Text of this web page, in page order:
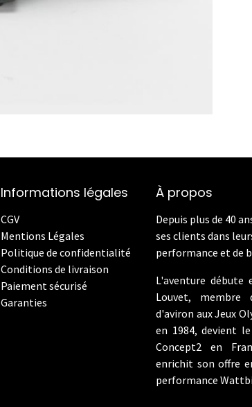
Informations légales
CGV
Mentions Légales
Politique de confidentialité
Conditions de livraison
Paiement sécurisé
Garanties
À propos
Depuis plus de 40
ses clients dans
performance et de
L'aventure débute
Louvet, membre
d'aviron aux Jeux
en 1984, devient
Concept2 en
enrichit son offre
performance